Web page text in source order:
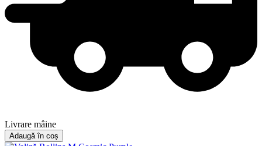
Livrare mâine
Adaugă în coș